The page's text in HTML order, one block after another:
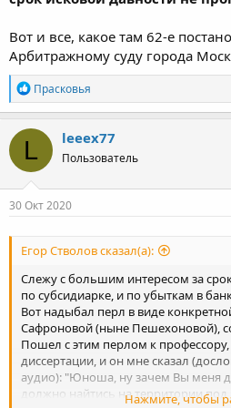
Вот и все, какое там 62-е
Арбитражному суду города
Р
е
а
к
и
и
:
Прасковья
L leeex77
Пользователь
30 Окт 2020
Егор Стволов сказал(а):
Слежу с большим интересом за
по субсидиарке, и по убыткам в
Вот надыбал перл в виде
Сафроновой (ныне Пешехоновой),
Пошел с этим перлом к
диссертации, и он мне сказал
аудио): "Юноша, ну зачем Вы меня
должно найтись на территории
Нажмите, чтобы